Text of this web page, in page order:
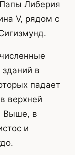
Либерия
V, рядом с
в
падает
верхней
Выше, в
и